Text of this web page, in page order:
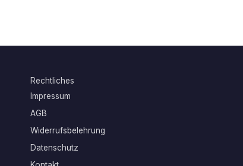
Rechtliches
Impressum
AGB
Widerrufsbelehrung
Datenschutz